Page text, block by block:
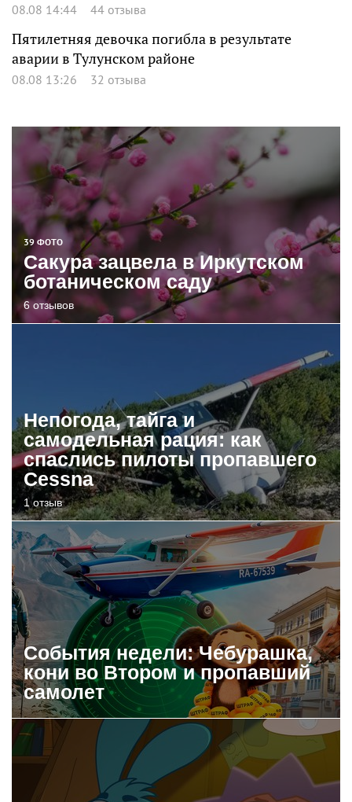
08.08 14:44 44 отзыва
Пятилетняя девочка погибла в результате
аварии в Тулунском районе
08.08 13:26 32 отзыва
39 ФОТО
Сакура зацвела в Иркутском
ботаническом саду
6 отзывов
Непогода, тайга и
самодельная рация: как
спаслись пилоты пропавшего
Cessna
1 отзыв
События недели: Чебурашка,
кони во Втором и пропавший
самолет